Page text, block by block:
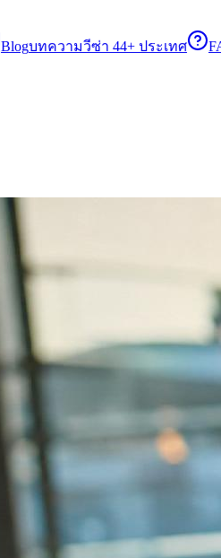
Blogบทความวีซ่า 44+ ประเทศ